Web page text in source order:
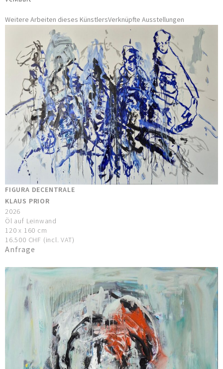
Weitere Arbeiten dieses KünstlersVerknüpfte Ausstellungen
FIGURA DECENTRALE
KLAUS PRIOR
2026
Öl auf Leinwand
120 x 160 cm
16.500 CHF (incl. VAT)
Anfrage